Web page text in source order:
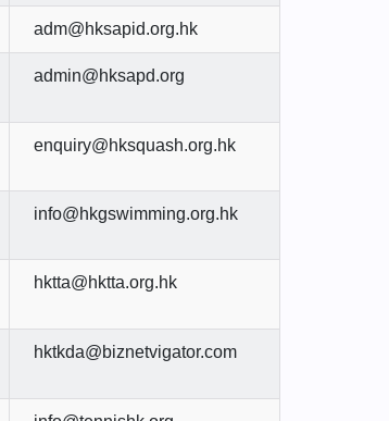
adm@hksapid.org.hk
admin@hksapd.org
enquiry@hksquash.org.hk
info@hkgswimming.org.hk
hktta@hktta.org.hk
hktkda@biznetvigator.com